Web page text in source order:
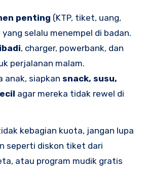
penting (KTP, tiket, uang,
yang selalu menempel di badan.
, charger, powerbank, dan
perjalanan malam.
anak, siapkan snack, susu,
agar mereka tidak rewel di
kebagian kuota, jangan lupa
seperti diskon tiket dari
atau program mudik gratis